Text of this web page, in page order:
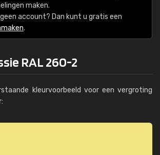
maken.
account? Dan kunt u gratis een
.
RAL 260-2
kleurvoorbeeld voor een vergroting